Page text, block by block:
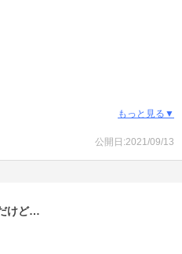
もっと見る▼
公開日:2021/09/13
けど…